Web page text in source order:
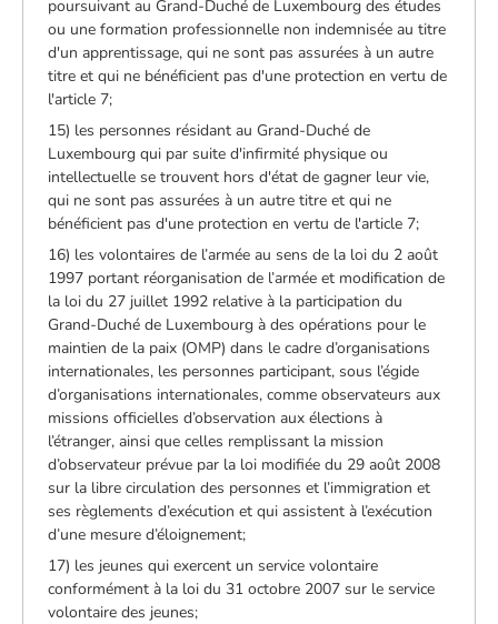
poursuivant au Grand-Duché de Luxembourg des études
ou une formation professionnelle non indemnisée au titre
d'un apprentissage, qui ne sont pas assurées à un autre
titre et qui ne bénéficient pas d'une protection en vertu de
l'article 7;
15) les personnes résidant au Grand-Duché de
Luxembourg qui par suite d'infirmité physique ou
intellectuelle se trouvent hors d'état de gagner leur vie,
qui ne sont pas assurées à un autre titre et qui ne
bénéficient pas d'une protection en vertu de l'article 7;
16) les volontaires de l’armée au sens de la loi du 2 août
1997 portant réorganisation de l’armée et modification de
la loi du 27 juillet 1992 relative à la participation du
Grand-Duché de Luxembourg à des opérations pour le
maintien de la paix (OMP) dans le cadre d’organisations
internationales, les personnes participant, sous l’égide
d’organisations internationales, comme observateurs aux
missions officielles d’observation aux élections à
l’étranger, ainsi que celles remplissant la mission
d’observateur prévue par la loi modifiée du 29 août 2008
sur la libre circulation des personnes et l’immigration et
ses règlements d’exécution et qui assistent à l’exécution
d’une mesure d’éloignement;
17) les jeunes qui exercent un service volontaire
conformément à la loi du 31 octobre 2007 sur le service
volontaire des jeunes;